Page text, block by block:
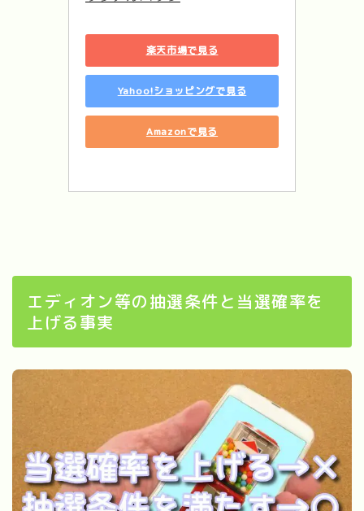
楽天市場で見る
Yahoo!ショッピングで見る
Amazonで見る
エディオン等の抽選条件と当選確率を
上げる事実